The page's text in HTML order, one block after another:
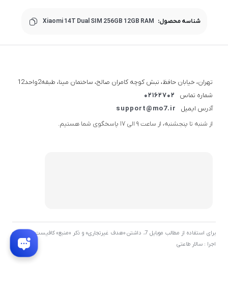
شناسه محصول: Xiaomi 14T Dual SIM 256GB 12GB RAM
تهران، خیابان حافظ، نبش کوچه کامران صالح، ساختمان مینا، طبقه2واحد12
شماره تماس
02162702
آدرس ایمیل
support@mo7.ir
از شنبه تا پنجشنبه، از ساعت 9 الی 17 پاسخگوی شما هستیم.
برای استفاده از مطالب موبایل 7، داشتن «هدف غیرتجاری» و ذکر «منبع» کافیست. توسعه و
اجرا : سالار طاعتی